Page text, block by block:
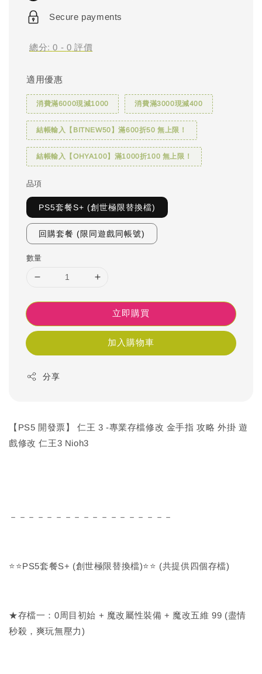
Secure payments
總分:0 - 0 評價
適用優惠
消費滿6000現減1000 消費滿3000現減400
結帳輸入【BITNEW50】滿600折50 無上限！
結帳輸入【OHYA100】滿1000折100 無上限！
品項
PS5套餐S+ (創世極限替換檔)
回購套餐 (限同遊戲同帳號)
數量
立即購買
加入購物車
分享
【PS5 開發票】 仁王 3 -專業存檔修改 金手指 攻略 外掛 遊
戲修改 仁王3 Nioh3
－－－－－－－－－－－－－－－－－－
⭐⭐PS5套餐S+ (創世極限替換檔)⭐⭐ (共提供四個存檔)
★存檔一：0周目初始 + 魔改屬性裝備 + 魔改五維 99 (盡情
秒殺，爽玩無壓力)